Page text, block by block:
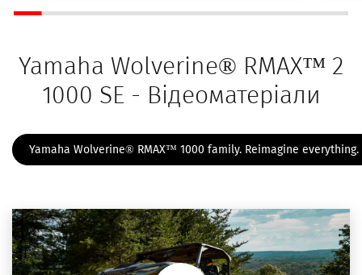
Yamaha Wolverine® RMAX™ 2
1000 SE - Відеоматеріали
Yamaha Wolverine® RMAX™ 1000 family. Reimagine everything.